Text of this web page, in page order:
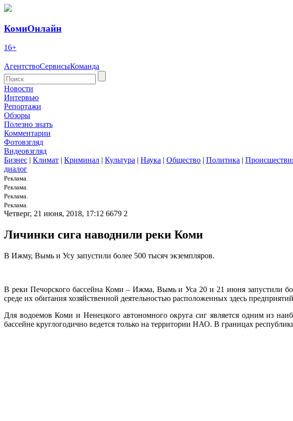
КомиОнлайн
16+
АгентствоСервисыКоманда
Новости
Интервью
Репортажи
Обзоры
Полезно знать
Комментарии
Фотовзгляд
Видеовзгляд
Бизнес | Климат | Криминал | Культура | Наука | Общество | Политика |
диалог
Реклама.
Реклама.
Реклама.
Реклама.
Четверг, 21 июня, 2018, 17:12 6679 2
Личинки сига наводнили реки Коми
В Ижму, Вымь и Усу запустили более 500 тысяч экземпляров.
В реки Печорского бассейна Коми – Ижма, Вымь и Уса 20 и 21 июня запустили
среде их обитания хозяйственной деятельностью расположенных здесь
Для водоемов Коми и Ненецкого автономного округа сиг является одним из
бассейне круглогодично ведется только на территории НАО. В границах